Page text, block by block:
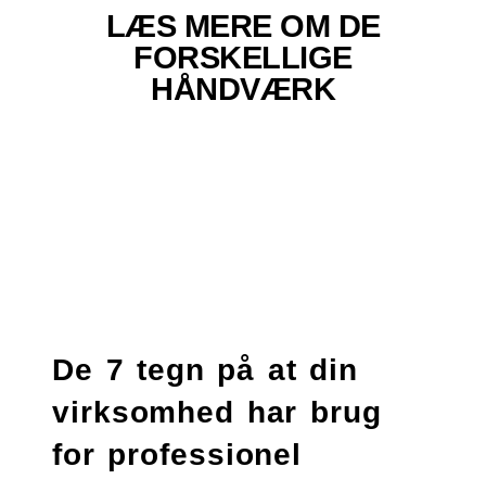
LÆS MERE OM DE
FORSKELLIGE
HÅNDVÆRK
De 7 tegn på at din
virksomhed har brug
for professionel